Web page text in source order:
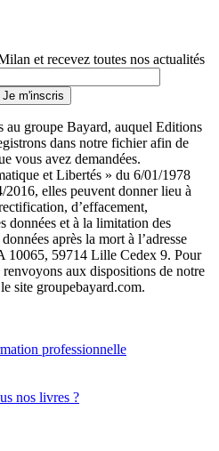
et recevez toutes nos actualités
Je m'inscris
au groupe Bayard, auquel Editions
dans notre fichier afin de
vous avez demandées.
et Libertés » du 6/01/1978
elles peuvent donner lieu à
d’effacement,
données et à la limitation des
après la mort à l’adresse
10065, 59714 Lille Cedex 9. Pour
aux dispositions de notre
site groupebayard.com.
professionnelle
nos livres ?